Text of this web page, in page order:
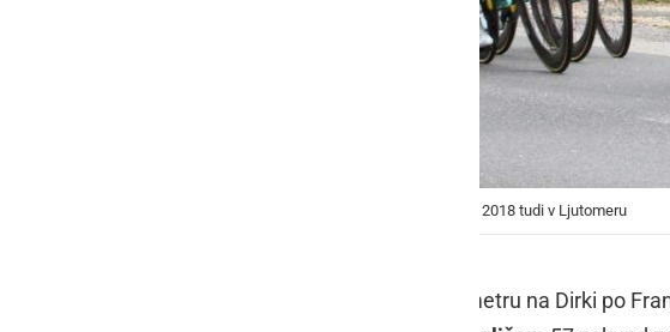
Primoža Rogliča in ekipo smo lahko spremljali leta 2018 tudi v Ljutomeru
Na sobotni predzadnji etapi, kronometru na Dirki po